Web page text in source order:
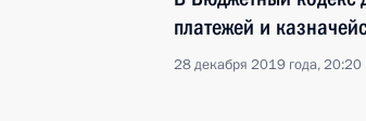
платежей и
28 декабря 2019 года, 20:20